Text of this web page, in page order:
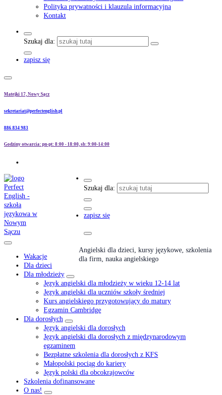
Polityka prywatności i klauzula informacyjna
Kontakt
Szukaj dla:
zapisz się
Matejki 17, Nowy Sącz
sekretariat@perfectenglish.pl
886 834 983
Godziny otwarcia: pn-pt: 8:00 - 18:00, sb: 9:00-14:00
Angielski dla dzieci, kursy językowe, szkolenia
dla firm, nauka angielskiego
Szukaj dla:
zapisz się
Wakacje
Dla dzieci
Dla młodzieży
Język angielski dla młodzieży w wieku 12-14 lat
Język angielski dla uczniów szkoły średniej
Kurs angielskiego przygotowujący do matury
Egzamin Cambridge
Dla dorosłych
Język angielski dla dorosłych
Język angielski dla dorosłych z międzynarodowym
egzaminem
Bezpłatne szkolenia dla dorosłych z KFS
Małopolski pociąg do kariery
Język polski dla obcokrajowców
Szkolenia dofinansowane
O nas!